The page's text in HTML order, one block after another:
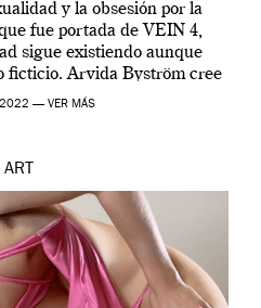
y la obsesión por la
fue portada de VEIN 4,
sigue existiendo aunque
ficticio. Arvida Byström cree
un complejo […]
— VER MÁS
ART